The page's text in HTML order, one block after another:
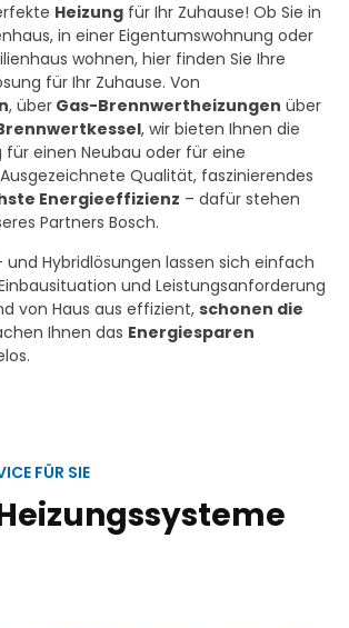
Heizung für Ihr Zuhause! Ob Sie in
in einer Eigentumswohnung oder
wohnen, hier finden Sie Ihre
für Ihr Zuhause. Von
, über Gas-Brennwertheizungen über
, wir bieten Ihnen die
für einen Neubau oder für eine
Qualität, faszinierendes
Energieeffizienz – dafür stehen
Partners Bosch.
und Hybridlösungen lassen sich einfach
und Leistungsanforderung
von Haus aus effizient, schonen die
Ihnen das Energiesparen
FÜR SIE